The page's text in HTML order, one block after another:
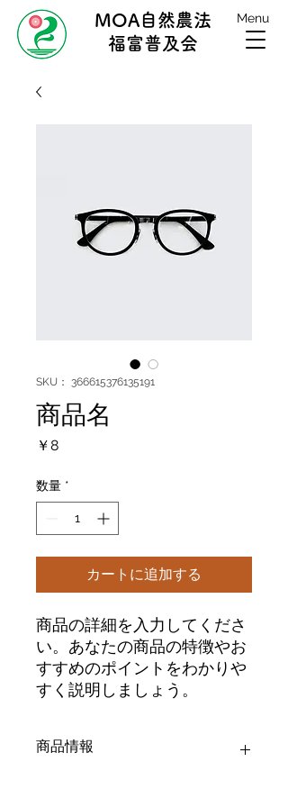
MOA自然農法
福富普及会
Menu
SKU： 366615376135191
商品名
￥8価
数量 *
カートに追加する
商品の詳細を入力してくださ
い。あなたの商品の特徴やお
すすめのポイントをわかりや
すく説明しましょう。
商品情報